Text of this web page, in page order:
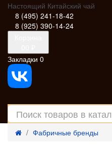
Настоящий Китайский чай
8 (495) 241-18-42
8 (925) 390-14-24
Закладки 0
Фабричные бренды